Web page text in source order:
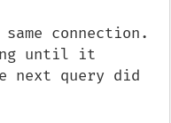
connection.
until it
next query did